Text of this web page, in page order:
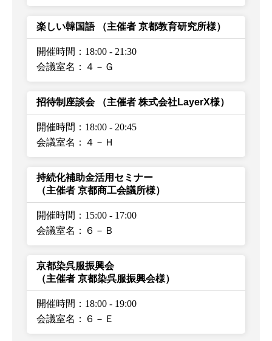
楽しい韓国語 （主催者 京都教育研究所様）
開催時間：18:00 - 21:30
会議室名：４－Ｇ
招待制座談会 （主催者 株式会社LayerX様）
開催時間：18:00 - 20:45
会議室名：４－Ｈ
持続化補助金活用セミナー
（主催者 京都商工会議所様）
開催時間：15:00 - 17:00
会議室名：６－Ｂ
京都染呉服振興会
（主催者 京都染呉服振興会様）
開催時間：18:00 - 19:00
会議室名：６－Ｅ